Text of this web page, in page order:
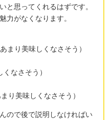
と思ってくれるはずです。
力がなくなります。
り美味しくなさそう）
なさそう）
り美味しくなさそう）
ので後で説明しなければい